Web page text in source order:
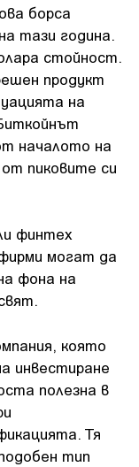
борса
тази година.
стойност.
продукт
на
началото на
пиковите си
финтех
могат да
фона на
която
инвестиране
полезна в
Тя
тип